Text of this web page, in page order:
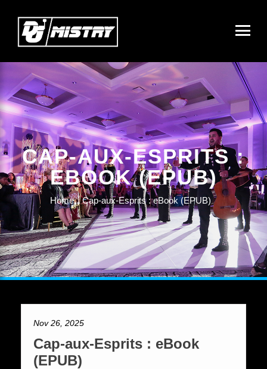
CAP-AUX-ESPRITS :
EBOOK (EPUB)
Home Cap-aux-Esprits : eBook (EPUB)
Nov 26, 2025
Cap-aux-Esprits : eBook
(EPUB)